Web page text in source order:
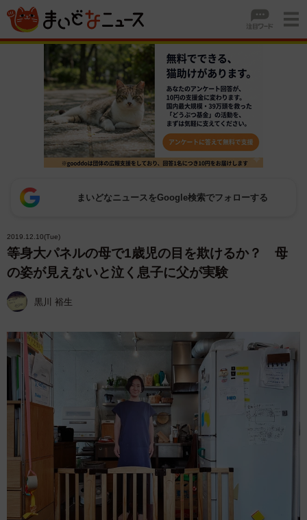
まいどなニュースをGoogle検索でフォローする
2019.12.10(Tue)
等身大パネルの母で1歳児の目を欺けるか？ 母
の姿が見えないと泣く息子に父が実験
黒川 裕生